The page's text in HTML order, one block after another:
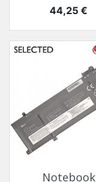
Kaina
44,25 €
Notebook